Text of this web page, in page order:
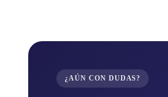
¿AÚN CON DUDAS?